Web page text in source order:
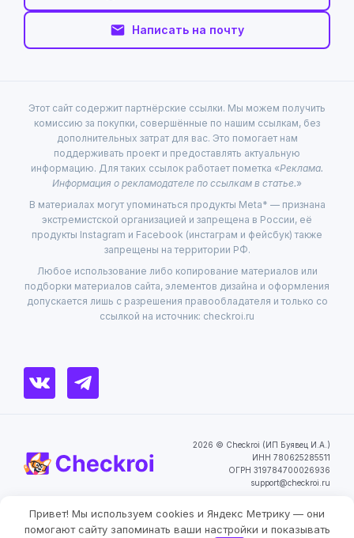
Написать на почту
Этот сайт содержит партнёрские ссылки. Мы можем получить
комиссию за покупки, совершённые по нашим ссылкам, без
дополнительных затрат для вас. Это помогает нам
поддерживать проект и предоставлять актуальную
информацию. Для таких ссылок работает пометка «Реклама.
Информация о рекламодателе по ссылкам в статье.»
В материалах могут упоминаться продукты Meta* — признана
экстремистской организацией и запрещена в России, её
продукты Instagram и Facebook (инстаграм и фейсбук) также
запрещены на территории РФ.
Любое использование либо копирование материалов или
подборки материалов сайта, элементов дизайна и оформления
допускается лишь с разрешения правообладателя и только со
ссылкой на источник: checkroi.ru
2026 © Checkroi (ИП Буявец И.А.)
ИНН 780625285511
ОГРН 319784700026936
support@checkroi.ru
Пользовательское
Политика
Согласие на обработку
персональных данных
Привет! Мы используем cookies и Яндекс Метрику — они
помогают сайту запоминать ваши настройки и показывать
Фильтры